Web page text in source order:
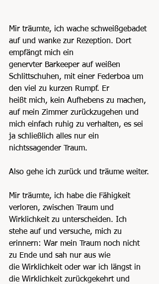
Mir träumte, ich wache schweißgebadet
auf und wanke zur Rezeption. Dort
empfängt mich ein
genervter Barkeeper auf weißen
Schlittschuhen, mit einer Federboa um
den viel zu kurzen Rumpf. Er
heißt mich, kein Aufhebens zu machen,
auf mein Zimmer zurückzugehen und
mich einfach ruhig zu verhalten, es sei
ja schließlich alles nur ein
nichtssagender Traum.
Also gehe ich zurück und träume weiter.
Mir träumte, ich habe die Fähigkeit
verloren, zwischen Traum und
Wirklichkeit zu unterscheiden. Ich
stehe auf und versuche, mich zu
erinnern: War mein Traum noch nicht
zu Ende und sah nur aus wie
die Wirklichkeit oder war ich längst in
die Wirklichkeit zurückgekehrt und